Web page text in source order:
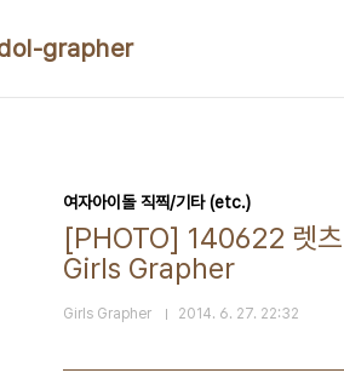
grapher
여자아이돌 직찍/기타 (etc.)
[PHOTO] 140622 렛
Girls Grapher
Girls Grapher 2014. 6. 27. 22:32